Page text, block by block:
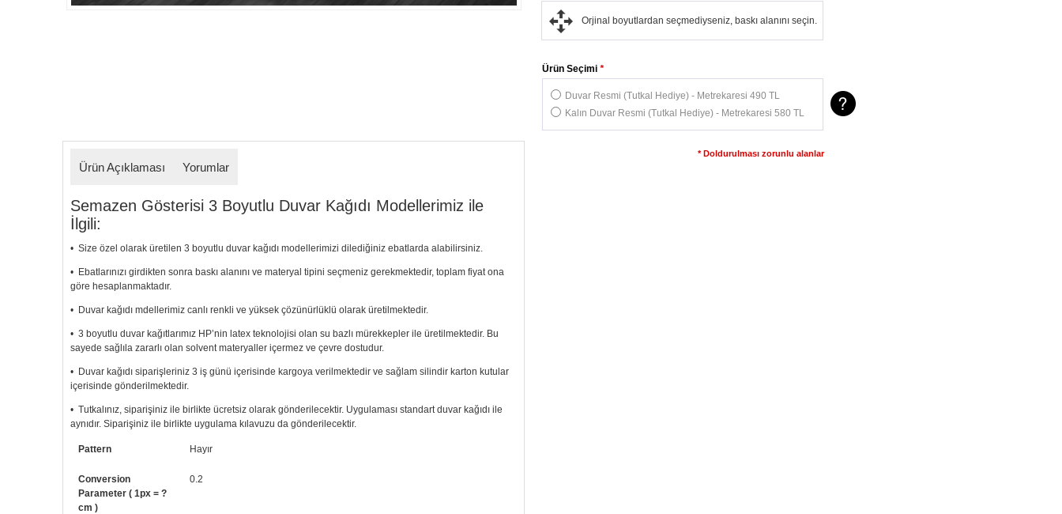
*
Ürün Seçimi
Duvar Resmi (Tutkal Hediye) - Metrekaresi 490 TL
Kalın Duvar Resmi (Tutkal Hediye) - Metrekaresi 580 TL
* Doldurulması zorunlu alanlar
Orjinal boyutlardan seçmediyseniz, baskı alanını seçin.
Ürün Açıklaması Yorumlar
Semazen Gösterisi 3 Boyutlu Duvar Kağıdı Modellerimiz ile
İlgili:
• Size özel olarak üretilen 3 boyutlu duvar kağıdı modellerimizi dilediğiniz ebatlarda alabilirsiniz.
• Ebatlarınızı girdikten sonra baskı alanını ve materyal tipini seçmeniz gerekmektedir, toplam fiyat ona
göre hesaplanmaktadır.
• Duvar kağıdı mdellerimiz canlı renkli ve yüksek çözünürlüklü olarak üretilmektedir.
• 3 boyutlu duvar kağıtlarımız HP’nin latex teknolojisi olan su bazlı mürekkepler ile üretilmektedir. Bu
sayede sağlıla zararlı olan solvent materyaller içermez ve çevre dostudur.
• Duvar kağıdı siparişleriniz 3 iş günü içerisinde kargoya verilmektedir ve sağlam silindir karton kutular
içerisinde gönderilmektedir.
• Tutkalınız, siparişiniz ile birlikte ücretsiz olarak gönderilecektir. Uygulaması standart duvar kağıdı ile
aynıdır. Siparişiniz ile birlikte uygulama kılavuzu da gönderilecektir.
• Resimli duvar kağıdı modelinizi siyah beyaz renklerde istiyorsanız bizi arayıp talebinizi iletebilirsiniz.
Pattern Hayır
Conversion
Parameter ( 1px = ?
cm )
0.2